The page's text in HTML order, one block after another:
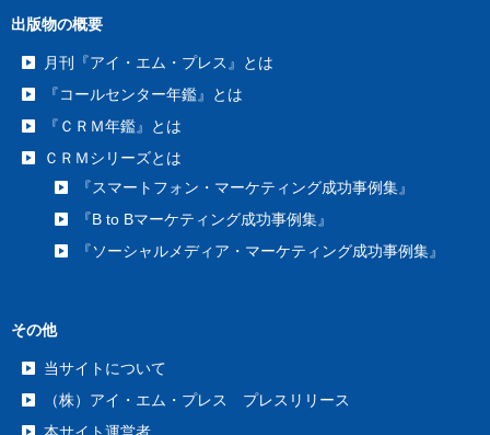
出版物の概要
月刊『アイ・エム・プレス』とは
『コールセンター年鑑』とは
『ＣＲＭ年鑑』とは
ＣＲＭシリーズとは
『スマートフォン・マーケティング成功事例集』
『B to Bマーケティング成功事例集』
『ソーシャルメディア・マーケティング成功事例集』
その他
当サイトについて
（株）アイ・エム・プレス プレスリリース